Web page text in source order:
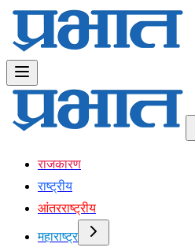
राजकारण
राष्ट्रीय
आंतरराष्ट्रीय
महाराष्ट्र